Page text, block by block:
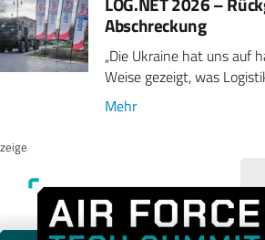
Abschreckung
„Die Ukraine hat uns auf
Weise gezeigt, was
Mehr